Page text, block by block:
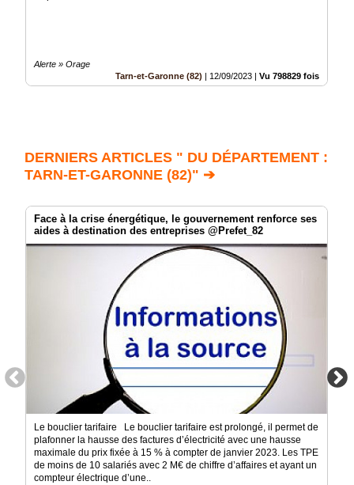
Alerte » Orage
Tarn-et-Garonne (82) | 12/09/2023 | Vu 798829 fois
DERNIERS ARTICLES " DU DÉPARTEMENT :
TARN-ET-GARONNE (82)" ➔
Face à la crise énergétique, le gouvernement renforce ses
aides à destination des entreprises @Prefet_82
Le bouclier tarifaire Le bouclier tarifaire est prolongé, il permet de
plafonner la hausse des factures d’électricité avec une hausse
maximale du prix fixée à 15 % à compter de janvier 2023. Les TPE
de moins de 10 salariés avec 2 M€ de chiffre d’affaires et ayant un
compteur électrique d’une..